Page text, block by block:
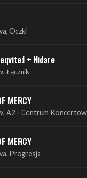
+ Nidare
Łącznik
MERCY
A2 - Centrum Koncertowe
MERCY
Progresja
Minogą